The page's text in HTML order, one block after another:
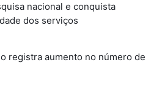
nacional e conquista
dos serviços
registra aumento no número de